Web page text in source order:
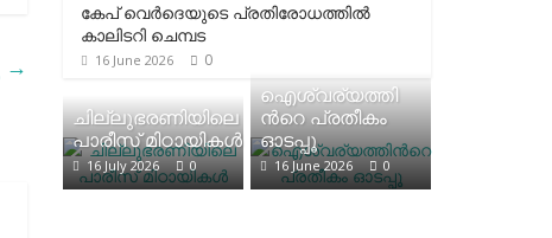
→
കേപ് വെര്‍ദെയുടെ പ്രതിരോധത്തില്‍
കാലിടറി ചെമ്പട
16 June 2026 0
ചില്ലുഭരണിയിലെ
പാരീസ് മിഠായികള്‍
16 July 2026 0
ഐശ്വര്യത്തി
ന്‍റെ പ്രതീകം
ഓടപ്പൂ
16 June 2026 0